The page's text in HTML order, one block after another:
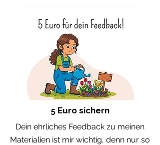
5 Euro sichern
Dein ehrliches Feedback zu meinen
Materialien ist mir wichtig, denn nur so